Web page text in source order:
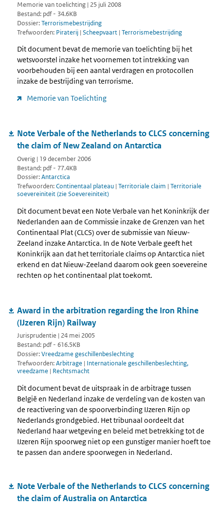
Memorie van toelichting | 25 juli 2008
Bestand: pdf - 34.6KB
Dossier:Terrorismebestrijding
Trefwoorden: Piraterij | Scheepvaart | Terrorismebestrijding
Dit document bevat de memorie van toelichting bij het
wetsvoorstel inzake het voornemen tot intrekking van
voorbehouden bij een aantal verdragen en protocollen
inzake de bestrijding van terrorisme.
Memorie van Toelichting
Note Verbale of the Netherlands to CLCS concerning
the claim of New Zealand on Antarctica
Overig | 19 december 2006
Bestand: pdf - 77.4KB
Dossier:Antarctica
Trefwoorden:Continentaal plateau | Territoriale claim | Territoriale
soevereiniteit (zie Soevereiniteit)
Dit document bevat een Note Verbale van het Koninkrijk der
Nederlanden aan de Commissie inzake de Grenzen van het
Continentaal Plat (CLCS) over de submissie van Nieuw-
Zeeland inzake Antarctica. In de Note Verbale geeft het
Koninkrijk aan dat het territoriale claims op Antarctica niet
erkend en dat Nieuw-Zeeland daarom ook geen soevereine
rechten op het continentaal plat toekomt.
Award in the arbitration regarding the Iron Rhine
(IJzeren Rijn) Railway
Jurisprudentie | 24 mei 2005
Bestand: pdf - 616.5KB
Dossier:Vreedzame geschillenbeslechting
Trefwoorden:Arbitrage | Internationale geschillenbeslechting,
vreedzame | Rechtsmacht
Dit document bevat de uitspraak in de arbitrage tussen
België en Nederland inzake de verdeling van de kosten van
de reactivering van de spoorverbinding IJzeren Rijn op
Nederlands grondgebied. Het tribunaal oordeelt dat
Nederland haar wetgeving en beleid met betrekking tot de
IJzeren Rijn spoorweg niet op een gunstiger manier hoeft toe
te passen dan andere spoorwegen in Nederland.
Note Verbale of the Netherlands to CLCS concerning
the claim of Australia on Antarctica